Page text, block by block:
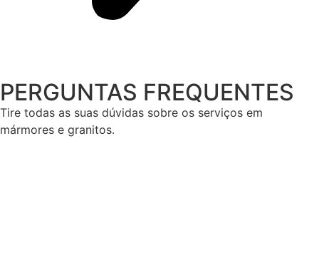
PERGUNTAS FREQUENTES
Tire todas as suas dúvidas sobre os serviços em
mármores e granitos.